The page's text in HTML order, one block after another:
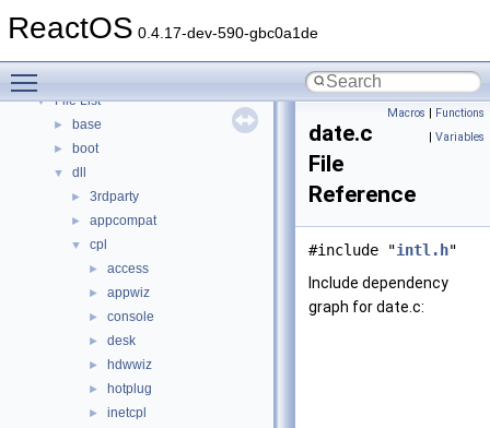
ReactOS 0.4.17-dev-590-gbc0a1de
► Namespaces
▼
▼ File List
► base
► boot
▼ dll
► 3rdparty
► appcompat
▼ cpl
► access
► appwiz
► console
► desk
► hdwwiz
► hotplug
► inetcpl
Macros | Functions
| Variables
date.c
File
Reference
#include "intl.h"
Include dependency
graph for date.c: